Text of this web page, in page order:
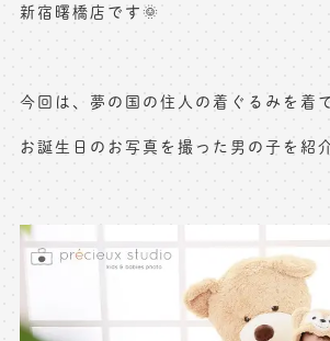
フォトウェディング
無料会員登録
お問い合わせ窓口
店舗情報についてはお手数
各店舗までお問い合わせく
新宿曙橋店です🌞
今回は、夢の国の住人の着ぐるみを着て
お誕生日のお写真を撮った男の子を紹